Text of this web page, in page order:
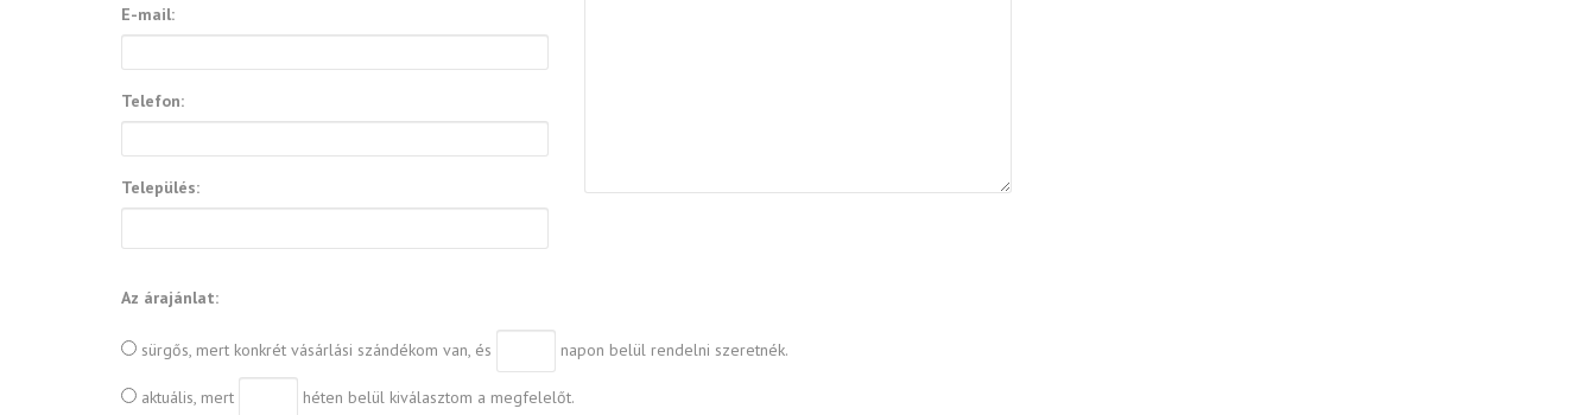
E-mail:
Telefon:
Település:
Az árajánlat:
sürgős, mert konkrét vásárlási szándékom van, és napon belül rendelni szeretnék.
aktuális, mert héten belül kiválasztom a megfelelőt.